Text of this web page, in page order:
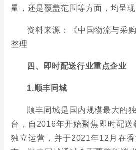
量，还是覆盖范围等方面，均呈现
资料来源：《中国物流与采
整理
四、即时配送行业重点企业
1.顺丰同城
顺丰同城是国内规模最大的
台，自2016年开始聚焦即时配
独立运营，并于2021年12月在